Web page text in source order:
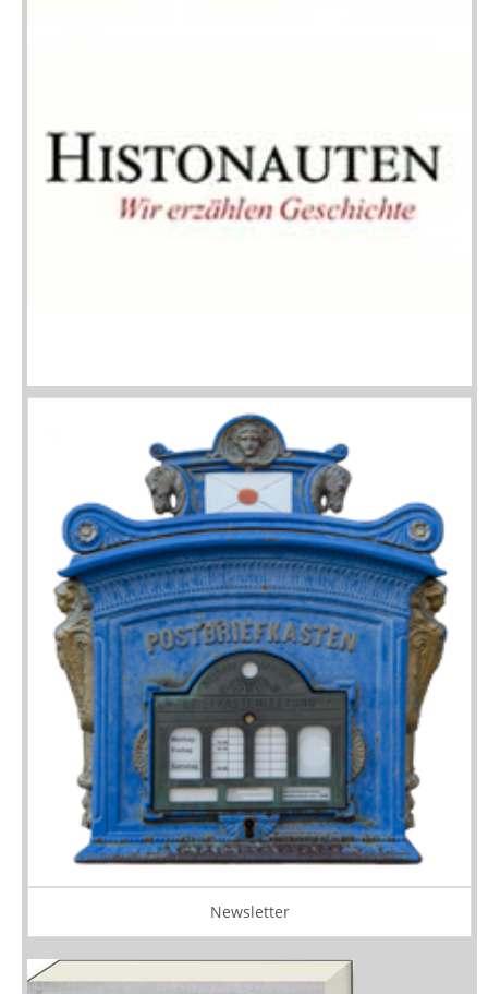
Newsletter